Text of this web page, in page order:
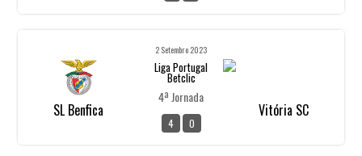
SL Benfica
2 Setembro 2023
Liga Portugal
Betclic
4ª Jornada
4 0
Vitória SC